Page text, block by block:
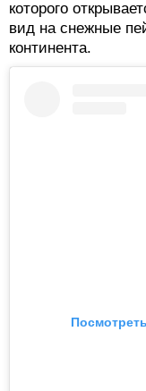
которого
вид на снежные
континента.